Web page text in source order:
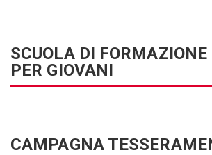
SCUOLA DI
PER GIOVANI
CAMPAGNA